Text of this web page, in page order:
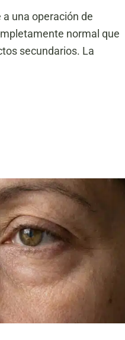
una operación de
normal que
secundarios. La